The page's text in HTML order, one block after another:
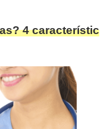
4 característic